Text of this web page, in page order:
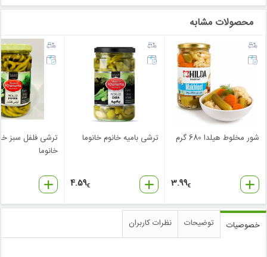
محصولات مشابه
شور مخلوط هیلدا 680 گرم
3.99€
ترشی بامیه خانوم خانوما
4.59€
ترشی فلفل سبز
خانوما
خصوصیات توضیحات نظرات کاربران